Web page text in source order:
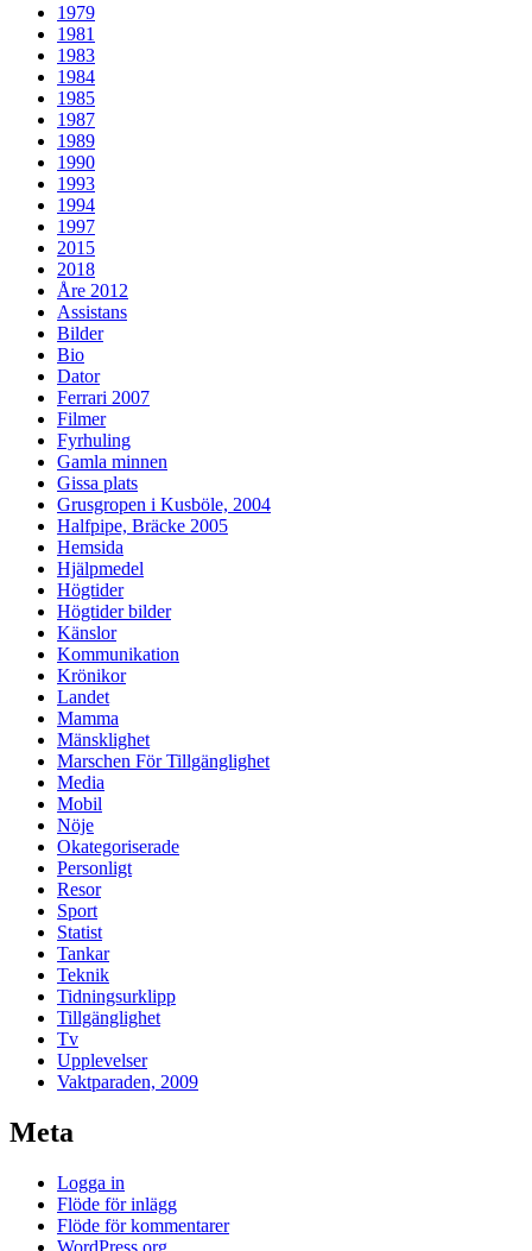
1979
1981
1983
1984
1985
1987
1989
1990
1993
1994
1997
2015
2018
Åre 2012
Assistans
Bilder
Bio
Dator
Ferrari 2007
Filmer
Fyrhuling
Gamla minnen
Gissa plats
Grusgropen i Kusböle, 2004
Halfpipe, Bräcke 2005
Hemsida
Hjälpmedel
Högtider
Högtider bilder
Känslor
Kommunikation
Krönikor
Landet
Mamma
Mänsklighet
Marschen För Tillgänglighet
Media
Mobil
Nöje
Okategoriserade
Personligt
Resor
Sport
Statist
Tankar
Teknik
Tidningsurklipp
Tillgänglighet
Tv
Upplevelser
Vaktparaden, 2009
Meta
Logga in
Flöde för inlägg
Flöde för kommentarer
WordPress.org